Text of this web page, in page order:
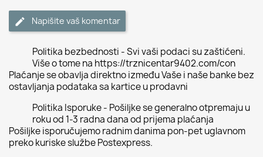
Napišite vaš komentar
Politika bezbednosti - Svi vaši podaci su zaštićeni.
Više o tome na https://trznicentar9402.com/con
Plaćanje se obavlja direktno između Vaše i naše banke bez
ostavljanja podataka sa kartice u prodavni
Politika Isporuke - Pošiljke se generalno otpremaju u
roku od 1-3 radna dana od prijema plaćanja
Pošiljke isporučujemo radnim danima pon-pet uglavnom
preko kuriske službe Postexpress.